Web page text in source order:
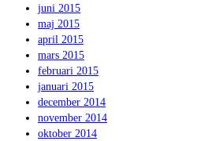
juni 2015
maj 2015
april 2015
mars 2015
februari 2015
januari 2015
december 2014
november 2014
oktober 2014